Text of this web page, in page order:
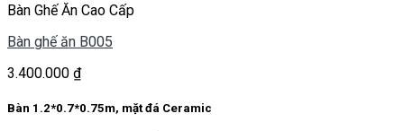
Bàn Ghế Ăn Cao Cấp
Bàn ghế ăn B005
3.400.000 ₫
Bàn 1.2*0.7*0.75m, mặt đá Ceramic